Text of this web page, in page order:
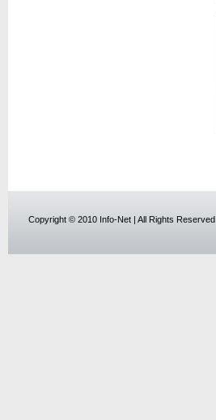
Copyright © 2010 Info-Net | All Rights Reserved